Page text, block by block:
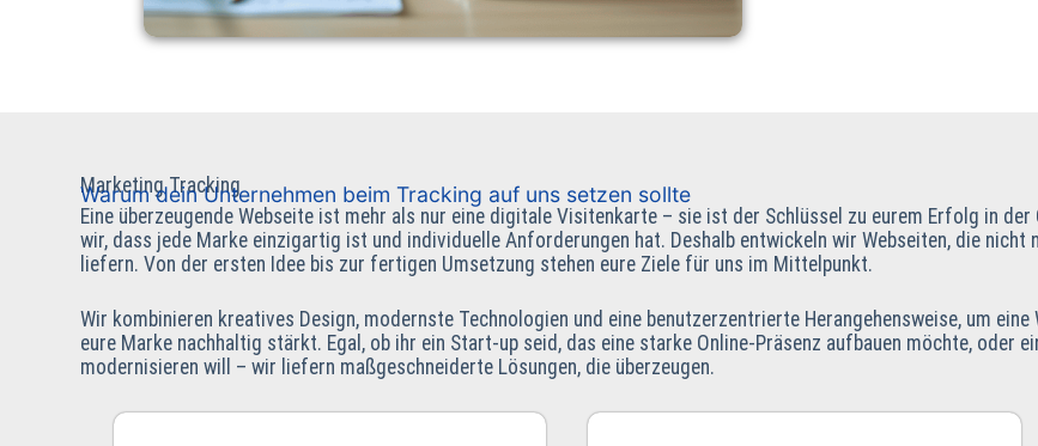
Marketing Tracking
Warum dein Unternehmen beim Tracking auf uns setzen sollte
Eine überzeugende Webseite ist mehr als nur eine digitale Visitenkarte – sie ist der Schlüssel zu eurem Erfolg in
wir, dass jede Marke einzigartig ist und individuelle Anforderungen hat. Deshalb entwickeln wir Webseiten, die nicht
liefern. Von der ersten Idee bis zur fertigen Umsetzung stehen eure Ziele für uns im Mittelpunkt.
Wir kombinieren kreatives Design, modernste Technologien und eine benutzerzentrierte Herangehensweise, um
eure Marke nachhaltig stärkt. Egal, ob ihr ein Start-up seid, das eine starke Online-Präsenz aufbauen möchte, oder
modernisieren will – wir liefern maßgeschneiderte Lösungen, die überzeugen.